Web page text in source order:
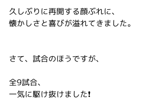
久しぶりに再開する顔ぶれに、
懐かしさと喜びが溢れてきました。
さて、試合のほうですが、
全9試合、
一気に駆け抜けました❗️